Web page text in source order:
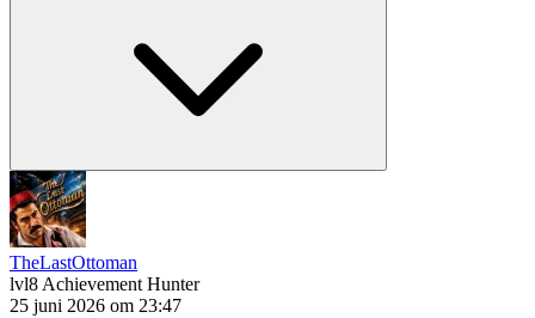
TheLastOttoman
lvl8 Achievement Hunter
25 juni 2026 om 23:47